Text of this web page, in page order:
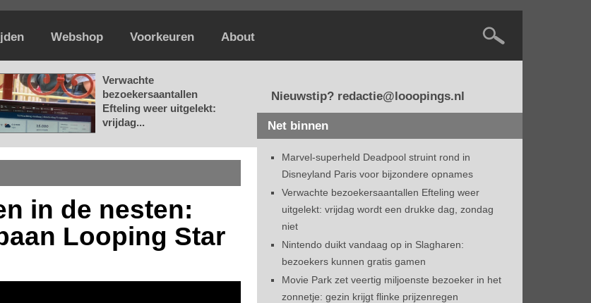
Webshop Voorkeuren About
Verwachte
bezoekersaantallen
Efteling weer uitgelekt:
vrijdag...
in de nesten:
Looping Star
Nieuwstip? redactie@looopings.nl
Net binnen
Marvel-superheld Deadpool struint rond in
Disneyland Paris voor bijzondere opnames
Verwachte bezoekersaantallen Efteling weer
uitgelekt: vrijdag wordt een drukke dag, zondag
niet
Nintendo duikt vandaag op in Slagharen:
bezoekers kunnen gratis gamen
Movie Park zet veertig miljoenste bezoeker in het
zonnetje: gezin krijgt flinke prijzenregen